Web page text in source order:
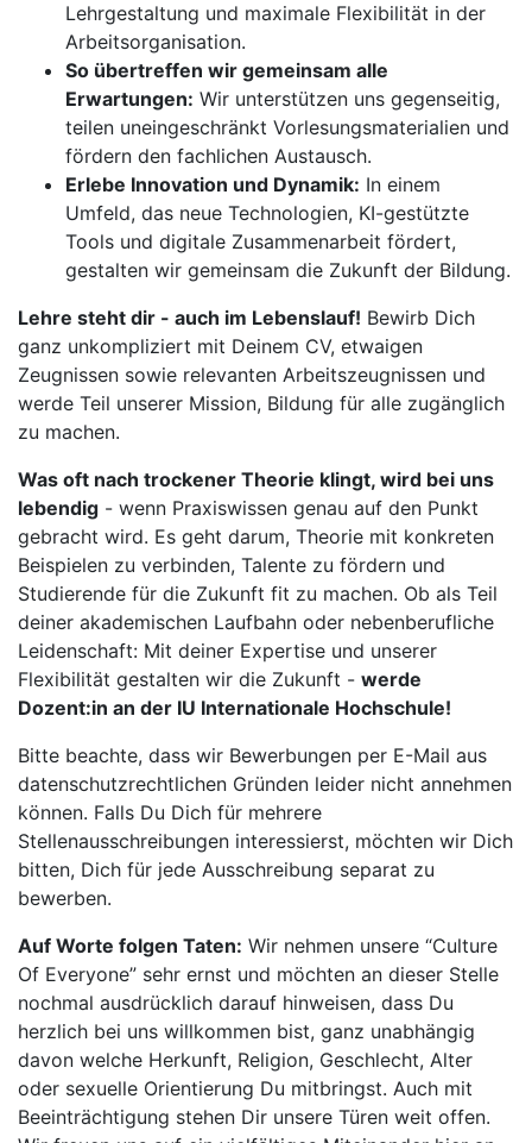
Lehrgestaltung und maximale Flexibilität in der
Arbeitsorganisation.
So übertreffen wir gemeinsam alle
Erwartungen: Wir unterstützen uns gegenseitig,
teilen uneingeschränkt Vorlesungsmaterialien und
fördern den fachlichen Austausch.
Erlebe Innovation und Dynamik: In einem
Umfeld, das neue Technologien, KI-gestützte
Tools und digitale Zusammenarbeit fördert,
gestalten wir gemeinsam die Zukunft der Bildung.
Lehre steht dir - auch im Lebenslauf! Bewirb Dich
ganz unkompliziert mit Deinem CV, etwaigen
Zeugnissen sowie relevanten Arbeitszeugnissen und
werde Teil unserer Mission, Bildung für alle zugänglich
zu machen.
Was oft nach trockener Theorie klingt, wird bei uns
lebendig - wenn Praxiswissen genau auf den Punkt
gebracht wird. Es geht darum, Theorie mit konkreten
Beispielen zu verbinden, Talente zu fördern und
Studierende für die Zukunft fit zu machen. Ob als Teil
deiner akademischen Laufbahn oder nebenberufliche
Leidenschaft: Mit deiner Expertise und unserer
Flexibilität gestalten wir die Zukunft - werde
Dozent:in an der IU Internationale Hochschule!
Bitte beachte, dass wir Bewerbungen per E-Mail aus
datenschutzrechtlichen Gründen leider nicht annehmen
können. Falls Du Dich für mehrere
Stellenausschreibungen interessierst, möchten wir Dich
bitten, Dich für jede Ausschreibung separat zu
bewerben.
Auf Worte folgen Taten: Wir nehmen unsere “Culture
Of Everyone” sehr ernst und möchten an dieser Stelle
nochmal ausdrücklich darauf hinweisen, dass Du
herzlich bei uns willkommen bist, ganz unabhängig
davon welche Herkunft, Religion, Geschlecht, Alter
oder sexuelle Orientierung Du mitbringst. Auch mit
Beeinträchtigung stehen Dir unsere Türen weit offen.